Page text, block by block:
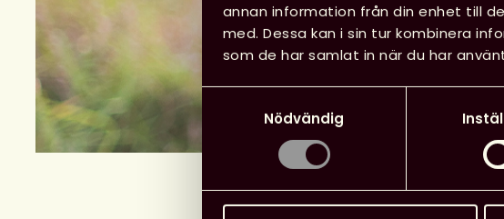
annan information från din enhet till
med. Dessa kan i sin tur kombinera
som de har samlat in när du har
Samtyckesval
Nödvändig